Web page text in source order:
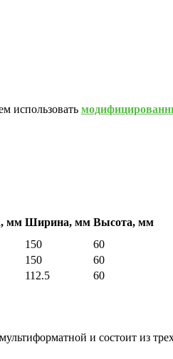
использовать
мм Ширина, мм Высота, мм
150
60
150
60
112.5 60
и состоит из